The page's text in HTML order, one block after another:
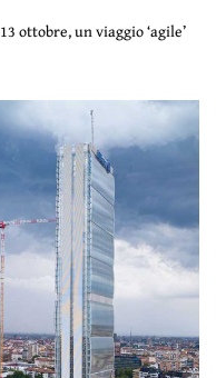
ottobre, un viaggio ‘agile’